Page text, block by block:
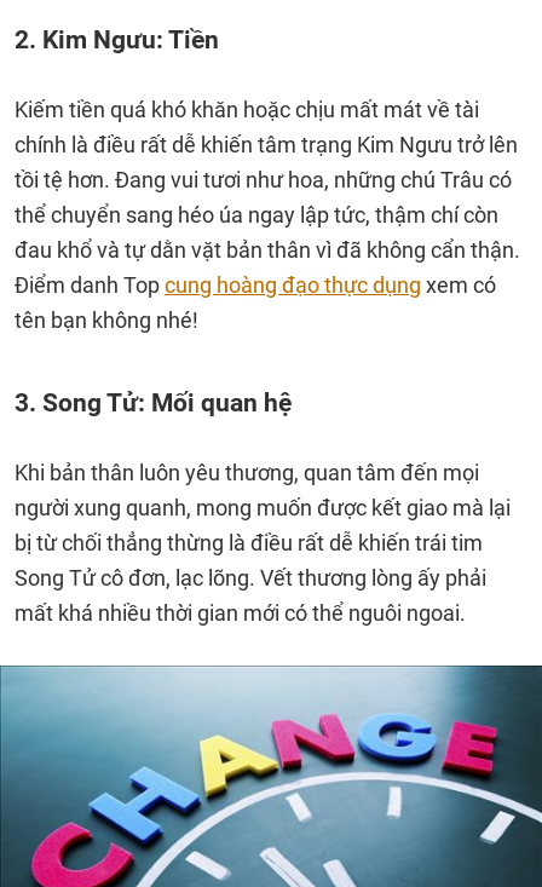
2. Kim Ngưu: Tiền
Kiếm tiền quá khó khăn hoặc chịu mất mát về tài
chính là điều rất dễ khiến tâm trạng Kim Ngưu trở lên
tồi tệ hơn. Đang vui tươi như hoa, những chú Trâu có
thể chuyển sang héo úa ngay lập tức, thậm chí còn
đau khổ và tự dằn vặt bản thân vì đã không cẩn thận.
Điểm danh Topcung hoàng đạo thực dụng xem có
tên bạn không nhé!
3. Song Tử: Mối quan hệ
Khi bản thân luôn yêu thương, quan tâm đến mọi
người xung quanh, mong muốn được kết giao mà lại
bị từ chối thẳng thừng là điều rất dễ khiến trái tim
Song Tử cô đơn, lạc lõng. Vết thương lòng ấy phải
mất khá nhiều thời gian mới có thể nguôi ngoai.